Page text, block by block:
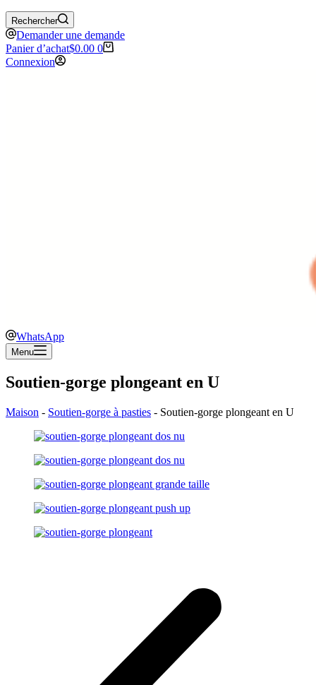
Rechercher
Demander une demande
Panier d’achat$0.00 0
Connexion
WhatsApp
Menu
Soutien-gorge plongeant en U
Maison - Soutien-gorge à pasties - Soutien-gorge plongeant en U